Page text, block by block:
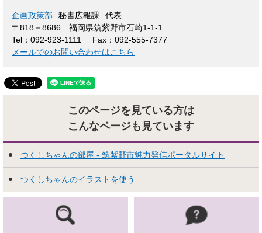
企画政策部 秘書広報課
代表
〒818－8686
福岡県筑紫野市石崎1-1-1
Tel：092-923-1111
Fax：092-555-7377
メールでのお問い合わせはこちら
このページを見ている方は
こんなページも見ています
つくしちゃんの部屋 - 筑紫野市魅力発信ポータルサイト
つくしちゃんのイラストを使う